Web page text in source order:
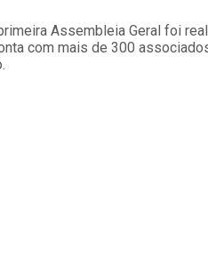
Assembleia Geral foi
com mais de 300